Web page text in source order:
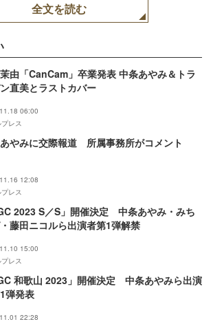
全文を読む
由「CanCam」卒業発表 中条あやみ＆トラ
直美とラストカバー
06:00
レス
やみに交際報道 所属事務所がコメント
12:08
レス
2023 S／S」開催決定 中条あやみ・みち
藤田ニコルら出演者第1弾解禁
15:00
レス
和歌山 2023」開催決定 中条あやみら出演
弾発表
22:28